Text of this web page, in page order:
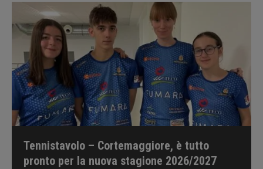
Tennistavolo – Cortemaggiore, è tutto
pronto per la nuova stagione 2026/2027